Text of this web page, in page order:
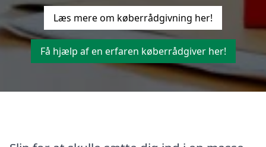
Læs mere om køberrådgivning her!
Få hjælp af en erfaren køberrådgiver her!